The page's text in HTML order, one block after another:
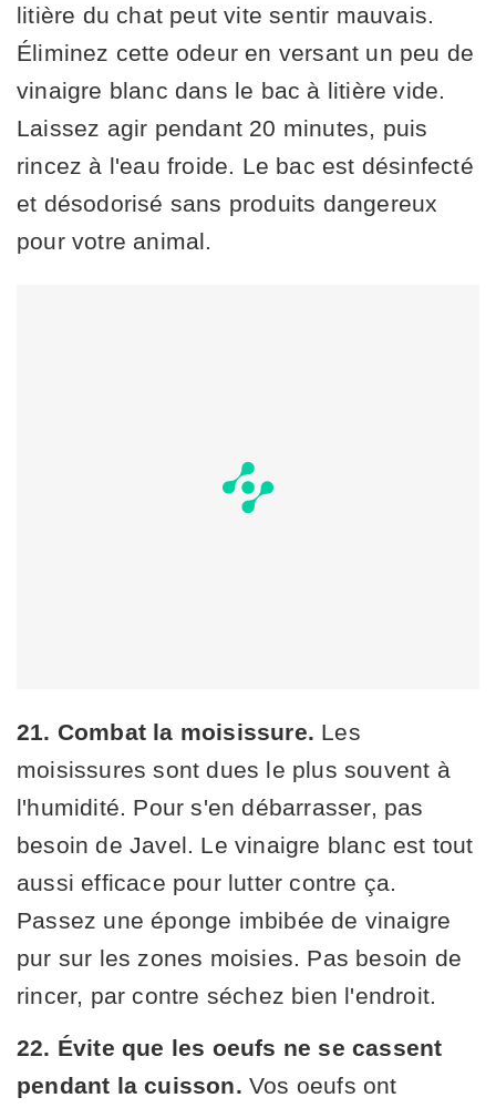
litière du chat peut vite sentir mauvais.
Éliminez cette odeur en versant un peu de
vinaigre blanc dans le bac à litière vide.
Laissez agir pendant 20 minutes, puis
rincez à l'eau froide. Le bac est désinfecté
et désodorisé sans produits dangereux
pour votre animal.
21. Combat la moisissure. Les
moisissures sont dues le plus souvent à
l'humidité. Pour s'en débarrasser, pas
besoin de Javel. Le vinaigre blanc est tout
aussi efficace pour lutter contre ça.
Passez une éponge imbibée de vinaigre
pur sur les zones moisies. Pas besoin de
rincer, par contre séchez bien l'endroit.
22. Évite que les oeufs ne se cassent
pendant la cuisson. Vos oeufs ont